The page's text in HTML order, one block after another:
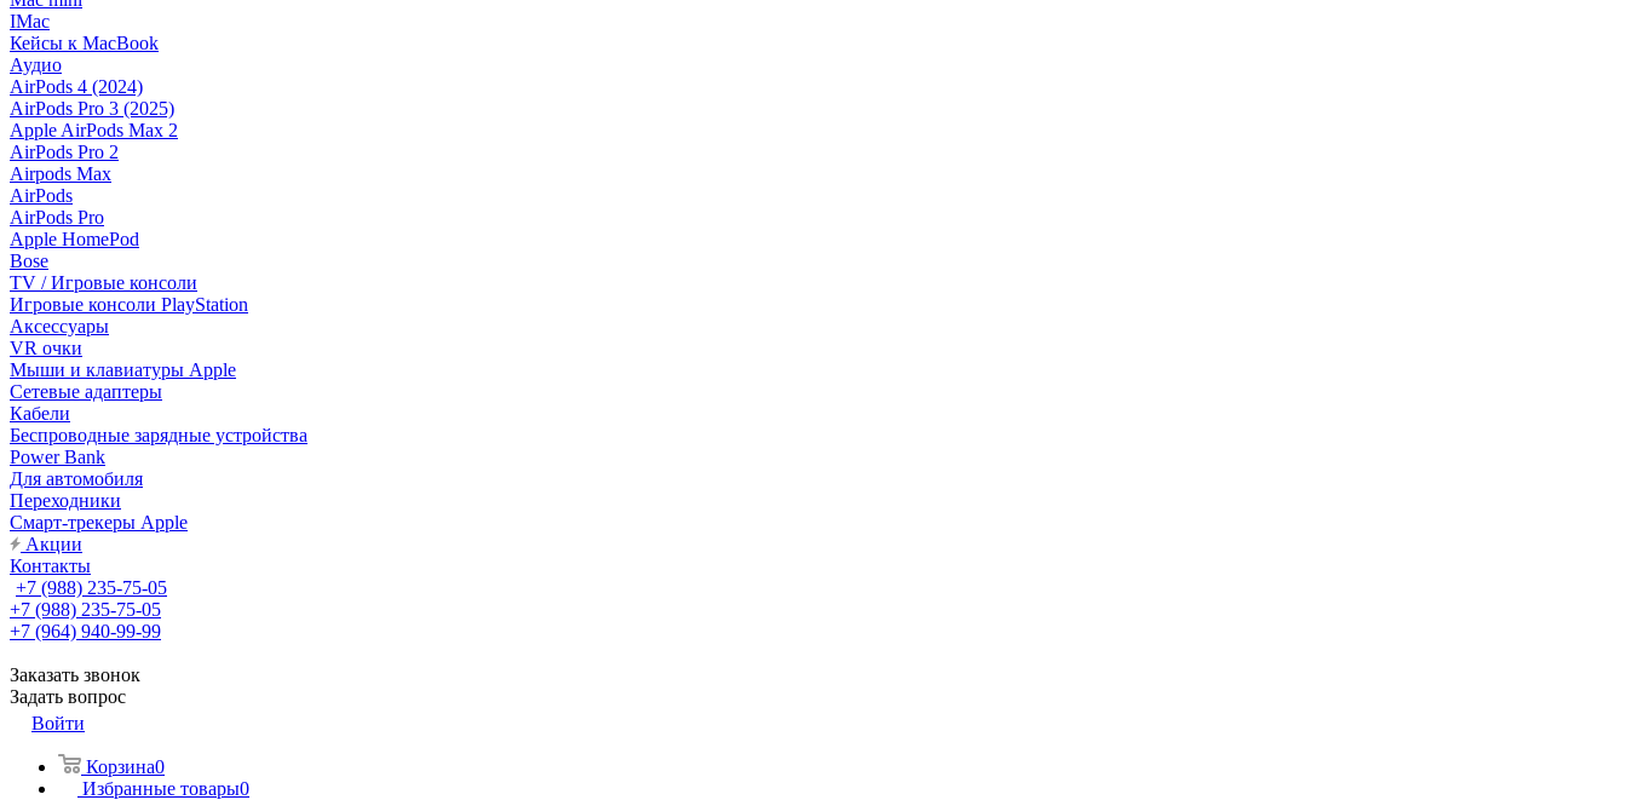
IMac
Кейсы к MacBook
Аудио
AirPods 4 (2024)
AirPods Pro 3 (2025)
Apple AirPods Max 2
AirPods Pro 2
Airpods Max
AirPods
AirPods Pro
Apple HomePod
Bose
TV / Игровые консоли
Игровые консоли PlayStation
Аксессуары
VR очки
Мыши и клавиатуры Apple
Сетевые адаптеры
Кабели
Беспроводные зарядные устройства
Power Bank
Для автомобиля
Переходники
Смарт-трекеры Apple
Акции
Контакты
+7 (988) 235-75-05
+7 (988) 235-75-05
+7 (964) 940-99-99
Заказать звонок
Задать вопрос
Войти
Корзина0
Избранные товары0